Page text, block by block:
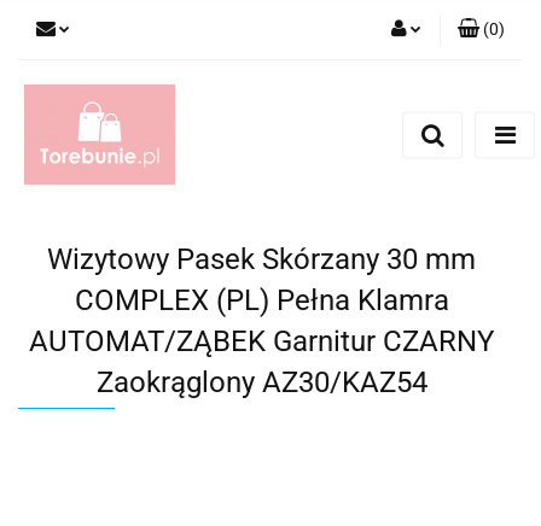
(0)
Wizytowy Pasek Skórzany 30 mm
COMPLEX (PL) Pełna Klamra
AUTOMAT/ZĄBEK Garnitur CZARNY
Zaokrąglony AZ30/KAZ54